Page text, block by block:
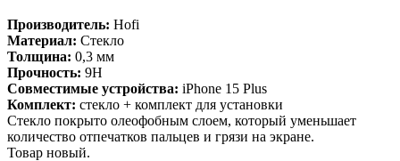
Производитель: Hofi
Материал: Стекло
Толщина: 0,3 мм
Прочность: 9H
Совместимые устройства: iPhone 15 Plus
Комплект: стекло + комплект для установки
Стекло покрыто олеофобным слоем, который уменьшает
количество отпечатков пальцев и грязи на экране.
Товар новый.